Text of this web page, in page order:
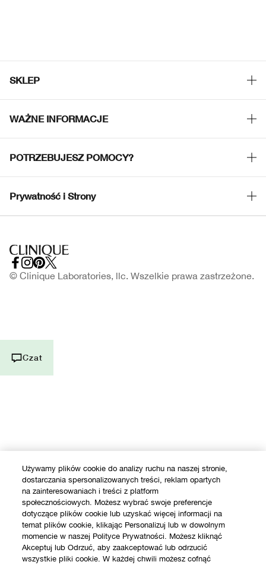
SKLEP
WAŻNE INFORMACJE
Kariera
POTRZEBUJESZ POMOCY?
FAQ
Skontaktuj Się z Producentem
Prywatność i Strony
Warunki korzystania
Regulamin Strony
© Clinique Laboratories, llc. Wszelkie prawa zastrzeżone.
Czat
Używamy plików cookie do analizy ruchu na naszej stronie,
dostarczania spersonalizowanych treści, reklam opartych
na zainteresowaniach i treści z platform
społecznościowych. Możesz wybrać swoje preferencje
dotyczące plików cookie lub uzyskać więcej informacji na
temat plików cookie, klikając Personalizuj lub w dowolnym
momencie w naszej Polityce Prywatności. Możesz kliknąć
Akceptuj lub Odrzuć, aby zaakceptować lub odrzucić
wszystkie pliki cookie. W każdej chwili możesz cofnąć